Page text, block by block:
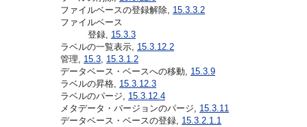
ファイルベースの登録解除, 15.3.3.2
ファイルベース
登録, 15.3.3
ラベルの一覧表示, 15.3.12.2
管理, 15.3, 15.3.1.2
データベース・ベースへの移動, 15.3.9
ラベルの昇格, 15.3.12.3
ラベルのパージ, 15.3.12.4
メタデータ・バージョンのパージ, 15.3.11
データベース・ベースの登録, 15.3.2.1.1